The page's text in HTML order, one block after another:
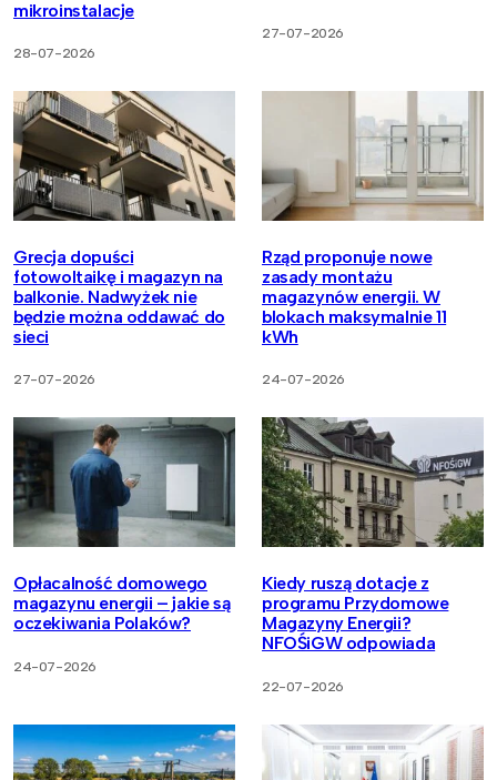
mikroinstalacje
28-07-2026
27-07-2026
Grecja dopuści
fotowoltaikę i magazyn na
balkonie. Nadwyżek nie
będzie można oddawać do
sieci
27-07-2026
Rząd proponuje nowe
zasady montażu
magazynów energii. W
blokach maksymalnie 11
kWh
24-07-2026
Opłacalność domowego
magazynu energii – jakie są
oczekiwania Polaków?
24-07-2026
Kiedy ruszą dotacje z
programu Przydomowe
Magazyny Energii?
NFOŚiGW odpowiada
22-07-2026